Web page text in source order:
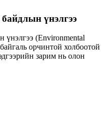
үнэлгээ
үнэлгээ (Environmental
орчинтой холбоотой
зарим нь олон